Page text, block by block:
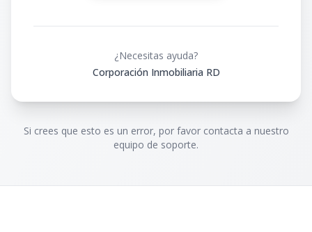
¿Necesitas ayuda?
Corporación Inmobiliaria RD
Si crees que esto es un error, por favor contacta a nuestro
equipo de soporte.